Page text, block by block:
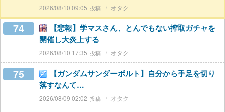
2026/08/10 09:05 オタク
74
【悲報】学マスさん、とんでもない搾取ガチャを
開催し大炎上する
2026/08/10 17:35 オタク
75
【ガンダムサンダーボルト】自分から手足を切り
落すなんて…
2026/08/09 02:02 オタク